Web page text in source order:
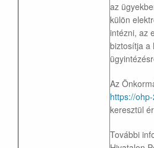
az
külön
intézni, az
biztosítja a
Az
https://
keresztül
További